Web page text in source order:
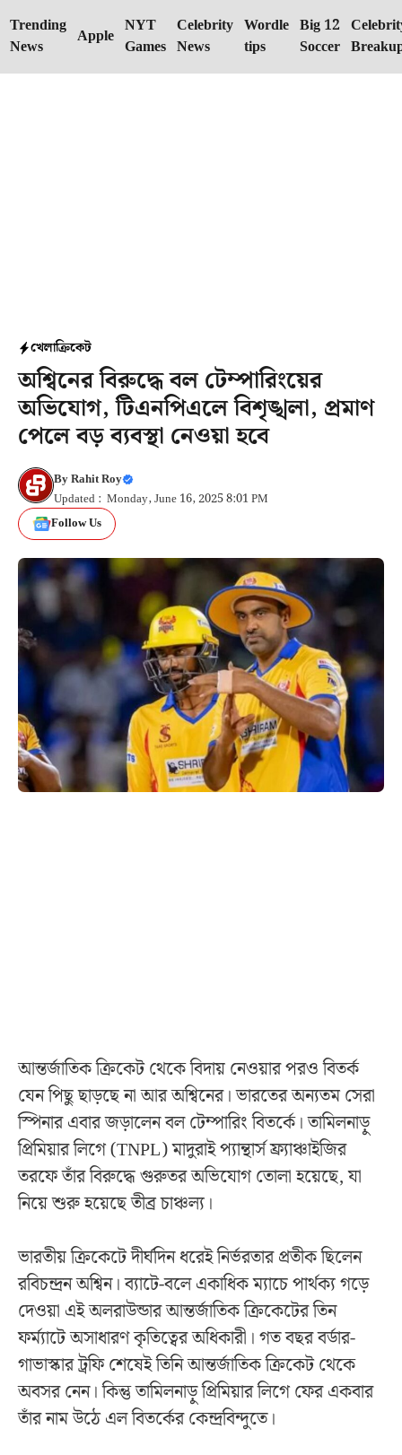
Skip
to
content
Trending
News
Apple NYT
Games
Celebrity
News
Wordle
tips
Big 12
Soccer
খেলাক্রিকেট
অশ্বিনের বিরুদ্ধে বল টেম্পারিংয়ের
অভিযোগ, টিএনপিএলে বিশৃঙ্খলা, প্রমাণ
পেলে বড় ব্যবস্থা নেওয়া হবে
ByRahit Roy
Updated : Monday, June 16, 2025 8:01 PM
Follow Us
আন্তর্জাতিক ক্রিকেট থেকে বিদায় নেওয়ার পরও বিতর্ক
যেন পিছু ছাড়ছে না আর অশ্বিনের। ভারতের অন্যতম সেরা
স্পিনার এবার জড়ালেন বল টেম্পারিং বিতর্কে। তামিলনাড়ু
প্রিমিয়ার লিগে (TNPL) মাদুরাই প্যান্থার্স ফ্র্যাঞ্চাইজির
তরফে তাঁর বিরুদ্ধে গুরুতর অভিযোগ তোলা হয়েছে, যা
নিয়ে শুরু হয়েছে তীব্র চাঞ্চল্য।
ভারতীয় ক্রিকেটে দীর্ঘদিন ধরেই নির্ভরতার প্রতীক ছিলেন
রবিচন্দ্রন অশ্বিন। ব্যাটে-বলে একাধিক ম্যাচে পার্থক্য গড়ে
দেওয়া এই অলরাউন্ডার আন্তর্জাতিক ক্রিকেটের তিন
ফর্ম্যাটে অসাধারণ কৃতিত্বের অধিকারী। গত বছর বর্ডার-
গাভাস্কার ট্রফি শেষেই তিনি আন্তর্জাতিক ক্রিকেট থেকে
অবসর নেন। কিন্তু তামিলনাড়ু প্রিমিয়ার লিগে ফের একবার
তাঁর নাম উঠে এল বিতর্কের কেন্দ্রবিন্দুতে।